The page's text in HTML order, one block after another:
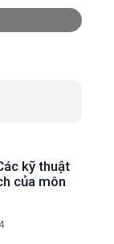
kỹ thuật
của môn